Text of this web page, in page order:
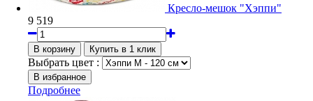
Кресло-мешок "Хэппи"
9 519
Выбрать цвет :
Подробнее